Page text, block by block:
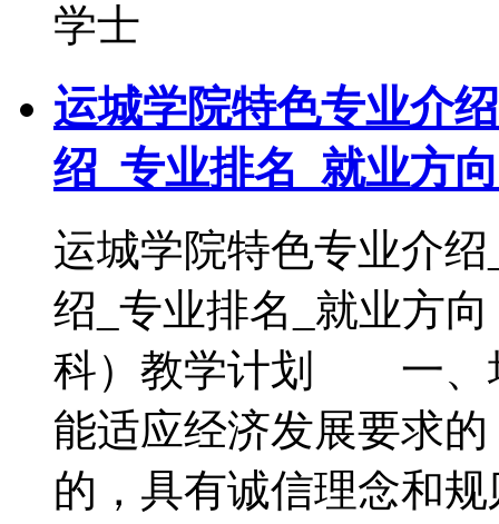
学士
运城学院特色专业介
绍_专业排名_就业方向
运城学院特色专业介
绍_专业排名_就业方
科）教学计划 一、
能适应经济发展要求
的，具有诚信理念和